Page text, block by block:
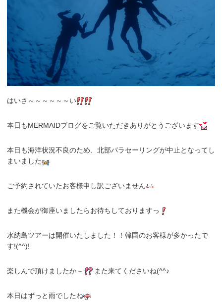
はいさ～～～～～～い
本日もMERMAIDブログをご覧いただきありがとうございます
本日も海洋状況不良のため、北部パラセーリングが中止となってし
まいました
ご予約されていたお客様申し訳ございません
また機会が御座いましたらお待ちしておりますっ
水納島ツアーは開催いたしました！！韓国のお客様が多かったで
す!(^^)!
楽しんで頂けましたか～ また来てくださいね(^^♪
本日はずっと雨でしたね